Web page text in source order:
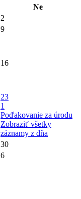
Ne
2
9
16
23
1
Poďakovanie za úrodu
Zobraziť všetky
záznamy z dňa
30
6